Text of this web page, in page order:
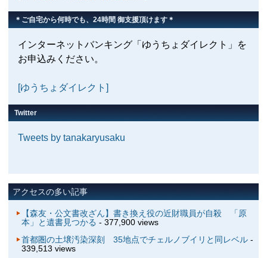
＊ご自宅から何時でも、24時間 御支援頂けます＊
インターネットバンキング「ゆうちょダイレクト」を
お申込みください。
[ゆうちょダイレクト]
Twitter
Tweets by tanakaryusaku
アクセスの多い記事
【森友・公文書改ざん】書き換え役の近財職員が自殺 「原
本」と遺書見つかる - 377,900 views
首都圏の土壌汚染深刻 35地点でチェルノブイリと同レベル-
339,513 views